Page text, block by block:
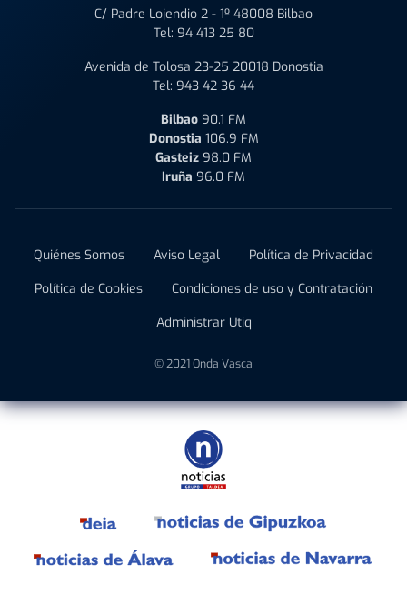
C/ Padre Lojendio 2 - 1º 48008 Bilbao
Tel: 94 413 25 80
Avenida de Tolosa 23-25 20018 Donostia
Tel: 943 42 36 44
Bilbao 90.1 FM
Donostia 106.9 FM
Gasteiz 98.0 FM
Iruña 96.0 FM
Quiénes Somos Aviso Legal
Política de Privacidad
Política de Cookies
Condiciones de uso y Contratación
Administrar Utiq
© 2021 Onda Vasca